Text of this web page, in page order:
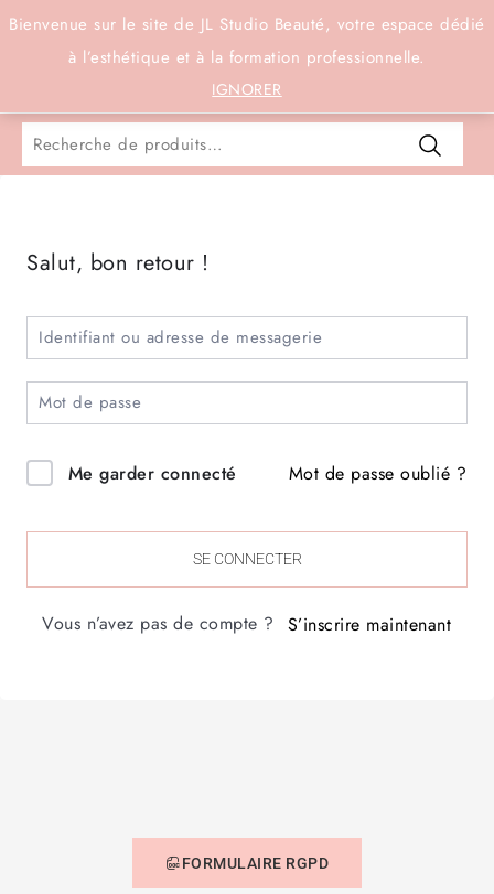
Bienvenue sur le site de JL Studio Beauté, votre espace dédié
à l’esthétique et à la formation professionnelle.
IGNORER
Connexion
Salut, bon retour !
Me garder connecté Mot de passe oublié ?
SE CONNECTER
Vous n’avez pas de compte ? S’inscrire maintenant
FORMULAIRE RGPD